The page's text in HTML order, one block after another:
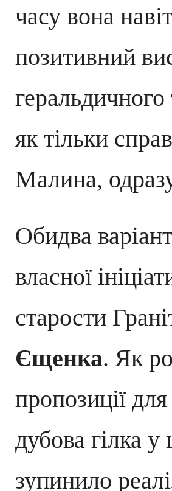
часу вона
позитивний
як тільки
Малина,
Обидва
власної
старости
Єщенка. Як
пропозиції
дубова гілка
зупинило